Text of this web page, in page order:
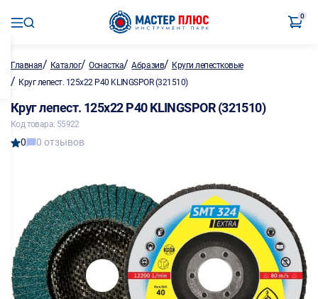
0
Главная/ Каталог/Оснастка/Абразив/ Круги лепестковые
/ Круг лепест. 125х22 Р40 KLINGSPOR (321510)
Круг лепест. 125х22 Р40 KLINGSPOR (321510)
Код товара: 55922
0 0 отзывов